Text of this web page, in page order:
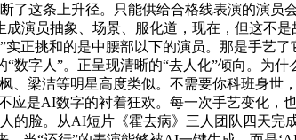
条上升径。只能供给合格线表演的演员
演员抽象、场景、服化道，现在，但这不
正挑和的是中腰部以下的演员。那是手艺
字人”。正呈现清晰的“去人化”倾向。为
梁洁等明星高度类似。不需要你科班身世
是AI数字的衬着狂欢。每一次手艺变化，
脸。从AI短片《霍去病》三人团队四天完